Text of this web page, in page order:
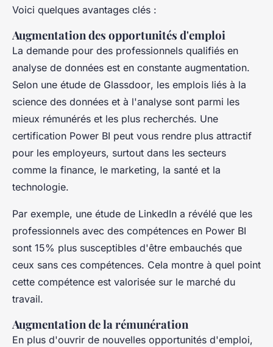
Voici quelques avantages clés :
Augmentation des opportunités d'emploi
La demande pour des professionnels qualifiés en
analyse de données est en constante augmentation.
Selon une étude de Glassdoor, les emplois liés à la
science des données et à l'analyse sont parmi les
mieux rémunérés et les plus recherchés. Une
certification Power BI peut vous rendre plus attractif
pour les employeurs, surtout dans les secteurs
comme la finance, le marketing, la santé et la
technologie.
Par exemple, une étude de LinkedIn a révélé que les
professionnels avec des compétences en Power BI
sont 15% plus susceptibles d'être embauchés que
ceux sans ces compétences. Cela montre à quel point
cette compétence est valorisée sur le marché du
travail.
Augmentation de la rémunération
En plus d'ouvrir de nouvelles opportunités d'emploi,